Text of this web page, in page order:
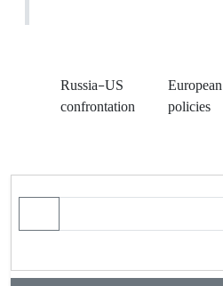
Russia-US
confrontation
European
policies